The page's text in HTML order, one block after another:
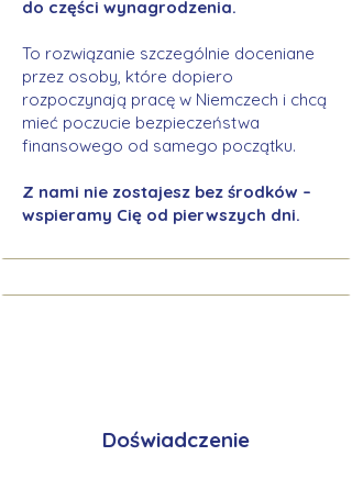
do części wynagrodzenia.
To rozwiązanie szczególnie doceniane
przez osoby, które dopiero
rozpoczynają pracę w Niemczech i chcą
mieć poczucie bezpieczeństwa
finansowego od samego początku.
Z nami nie zostajesz bez środków –
wspieramy Cię od pierwszych dni.
Doświadczenie